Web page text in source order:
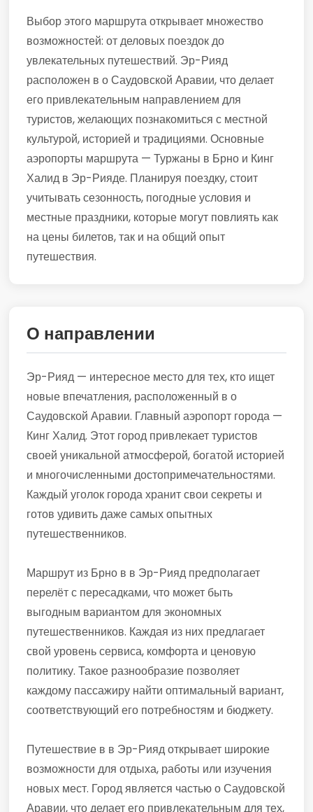
Выбор этого маршрута открывает множество
возможностей: от деловых поездок до
увлекательных путешествий. Эр-Рияд
расположен в о Саудовской Аравии, что делает
его привлекательным направлением для
туристов, желающих познакомиться с местной
культурой, историей и традициями. Основные
аэропорты маршрута — Туржаны в Брно и Кинг
Халид в Эр-Рияде. Планируя поездку, стоит
учитывать сезонность, погодные условия и
местные праздники, которые могут повлиять как
на цены билетов, так и на общий опыт
путешествия.
О направлении
Эр-Рияд — интересное место для тех, кто ищет
новые впечатления, расположенный в о
Саудовской Аравии. Главный аэропорт города —
Кинг Халид. Этот город привлекает туристов
своей уникальной атмосферой, богатой историей
и многочисленными достопримечательностями.
Каждый уголок города хранит свои секреты и
готов удивить даже самых опытных
путешественников.
Маршрут из Брно в в Эр-Рияд предполагает
перелёт с пересадками, что может быть
выгодным вариантом для экономных
путешественников. Каждая из них предлагает
свой уровень сервиса, комфорта и ценовую
политику. Такое разнообразие позволяет
каждому пассажиру найти оптимальный вариант,
соответствующий его потребностям и бюджету.
Путешествие в в Эр-Рияд открывает широкие
возможности для отдыха, работы или изучения
новых мест. Город является частью о Саудовской
Аравии, что делает его привлекательным для тех,